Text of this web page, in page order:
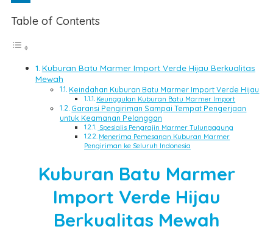
Table of Contents
Kuburan Batu Marmer Import Verde Hijau Berkualitas
Mewah
Keindahan Kuburan Batu Marmer Import Verde Hijau
Keunggulan Kuburan Batu Marmer Import
Garansi Pengiriman Sampai Tempat Pengerjaan
untuk Keamanan Pelanggan
Spesialis Pengrajin Marmer Tulungagung
Menerima Pemesanan Kuburan Marmer
Pengiriman ke Seluruh Indonesia
Kuburan Batu Marmer
Import Verde Hijau
Berkualitas Mewah